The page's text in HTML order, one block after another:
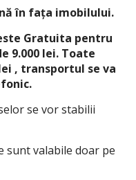
în fața imobilului.
Gratuita pentru
9.000 lei. Toate
, transportul se va
se vor stabilii
sunt valabile doar pe